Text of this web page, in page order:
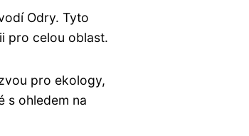
Odry. Tyto
pro celou oblast.
pro ekology,
s ohledem na